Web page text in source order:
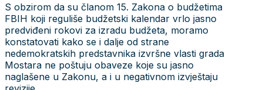
S obzirom da su članom 15. Zakona o budžetima
FBIH koji reguliše budžetski kalendar vrlo jasno
predviđeni rokovi za izradu budžeta, moramo
konstatovati kako se i dalje od strane
nedemokratskih predstavnika izvršne vlasti grada
Mostara ne poštuju obaveze koje su jasno
naglašene u Zakonu, a i u negativnom izvještaju